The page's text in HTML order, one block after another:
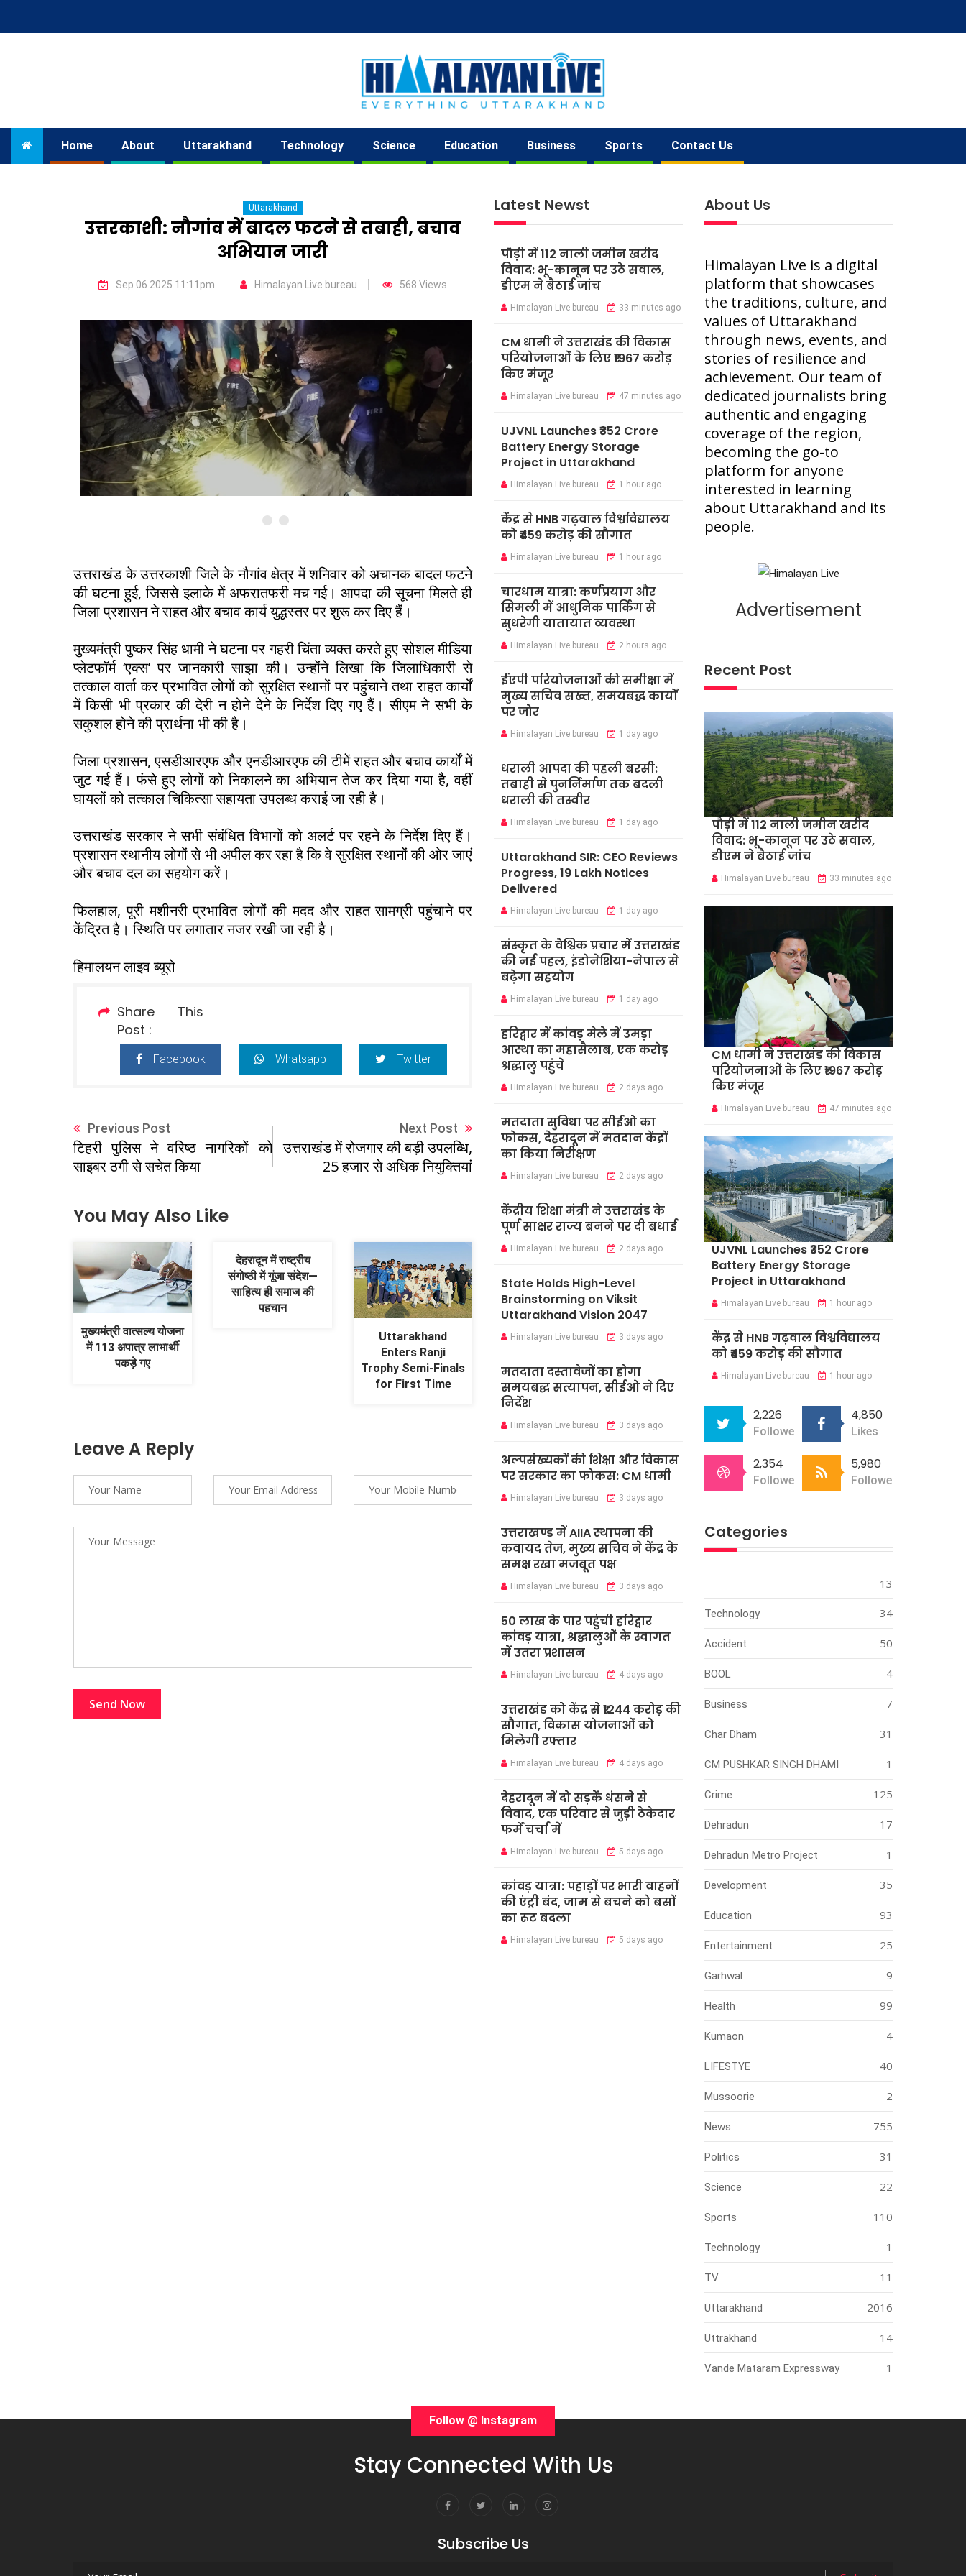
Home About Uttarakhand Technology Science Education Business Sports Contact Us
Uttarakhand
उत्तरकाशी: नौगांव में बादल फटने से तबाही, बचाव
अभियान जारी
Sep 06 2025 11:11pm Himalayan Live bureau 568 Views
Previous
Next
उत्तराखंड के उत्तरकाशी जिले के नौगांव क्षेत्र में शनिवार को अचानक बादल फटने
की घटना हुई, जिससे इलाके में अफरातफरी मच गई। आपदा की सूचना मिलते ही
जिला प्रशासन ने राहत और बचाव कार्य युद्धस्तर पर शुरू कर दिए हैं।
मुख्यमंत्री पुष्कर सिंह धामी ने घटना पर गहरी चिंता व्यक्त करते हुए सोशल मीडिया
प्लेटफॉर्म ‘एक्स’ पर जानकारी साझा की। उन्होंने लिखा कि जिलाधिकारी से
तत्काल वार्ता कर प्रभावित लोगों को सुरक्षित स्थानों पर पहुंचाने तथा राहत कार्यों
में किसी भी प्रकार की देरी न होने देने के निर्देश दिए गए हैं। सीएम ने सभी के
सकुशल होने की प्रार्थना भी की है।
जिला प्रशासन, एसडीआरएफ और एनडीआरएफ की टीमें राहत और बचाव कार्यों में
जुट गई हैं। फंसे हुए लोगों को निकालने का अभियान तेज कर दिया गया है, वहीं
घायलों को तत्काल चिकित्सा सहायता उपलब्ध कराई जा रही है।
उत्तराखंड सरकार ने सभी संबंधित विभागों को अलर्ट पर रहने के निर्देश दिए हैं।
प्रशासन स्थानीय लोगों से भी अपील कर रहा है कि वे सुरक्षित स्थानों की ओर जाएं
और बचाव दल का सहयोग करें।
फिलहाल, पूरी मशीनरी प्रभावित लोगों की मदद और राहत सामग्री पहुंचाने पर
केंद्रित है। स्थिति पर लगातार नजर रखी जा रही है।
हिमालयन लाइव ब्यूरो
Share This
Post :
Facebook Whatsapp Twitter
Previous Post
टिहरी पुलिस ने वरिष्ठ नागरिकों को
साइबर ठगी से सचेत किया
Next Post
उत्तराखंड में रोजगार की बड़ी उपलब्धि,
25 हजार से अधिक नियुक्तियां
You May Also Like
मुख्यमंत्री वात्सल्य योजना
में 113 अपात्र लाभार्थी
पकड़े गए
देहरादून में राष्ट्रीय
संगोष्ठी में गूंजा संदेश—
साहित्य ही समाज की
पहचान
Uttarakhand
Enters Ranji
Trophy Semi-Finals
for First Time
Leave A Reply
Latest Newst
पौड़ी में 112 नाली जमीन खरीद
विवाद: भू-कानून पर उठे सवाल,
डीएम ने बैठाई जांच
Himalayan Live bureau 33 minutes ago
CM धामी ने उत्तराखंड की विकास
परियोजनाओं के लिए ₹1967 करोड़
किए मंजूर
Himalayan Live bureau 47 minutes ago
UJVNL Launches ₹352 Crore
Battery Energy Storage
Project in Uttarakhand
Himalayan Live bureau 1 hour ago
केंद्र से HNB गढ़वाल विश्वविद्यालय
को ₹459 करोड़ की सौगात
Himalayan Live bureau 1 hour ago
चारधाम यात्रा: कर्णप्रयाग और
सिमली में आधुनिक पार्किंग से
सुधरेगी यातायात व्यवस्था
Himalayan Live bureau 2 hours ago
ईएपी परियोजनाओं की समीक्षा में
मुख्य सचिव सख्त, समयबद्ध कार्यों
पर जोर
Himalayan Live bureau 1 day ago
धराली आपदा की पहली बरसी:
तबाही से पुनर्निर्माण तक बदली
धराली की तस्वीर
Himalayan Live bureau 1 day ago
Uttarakhand SIR: CEO Reviews
Progress, 19 Lakh Notices
Delivered
Himalayan Live bureau 1 day ago
संस्कृत के वैश्विक प्रचार में उत्तराखंड
की नई पहल, इंडोनेशिया-नेपाल से
बढ़ेगा सहयोग
Himalayan Live bureau 1 day ago
हरिद्वार में कांवड़ मेले में उमड़ा
आस्था का महासैलाब, एक करोड़
श्रद्धालु पहुंचे
Himalayan Live bureau 2 days ago
मतदाता सुविधा पर सीईओ का
फोकस, देहरादून में मतदान केंद्रों
का किया निरीक्षण
Himalayan Live bureau 2 days ago
केंद्रीय शिक्षा मंत्री ने उत्तराखंड के
पूर्ण साक्षर राज्य बनने पर दी बधाई
Himalayan Live bureau 2 days ago
State Holds High-Level
Brainstorming on Viksit
Uttarakhand Vision 2047
Himalayan Live bureau 3 days ago
मतदाता दस्तावेजों का होगा
समयबद्ध सत्यापन, सीईओ ने दिए
निर्देश
Himalayan Live bureau 3 days ago
अल्पसंख्यकों की शिक्षा और विकास
पर सरकार का फोकस: CM धामी
Himalayan Live bureau 3 days ago
उत्तराखण्ड में AIIA स्थापना की
कवायद तेज, मुख्य सचिव ने केंद्र के
समक्ष रखा मजबूत पक्ष
Himalayan Live bureau 3 days ago
50 लाख के पार पहुंची हरिद्वार
कांवड़ यात्रा, श्रद्धालुओं के स्वागत
में उतरा प्रशासन
Himalayan Live bureau 4 days ago
उत्तराखंड को केंद्र से ₹1244 करोड़ की
सौगात, विकास योजनाओं को
मिलेगी रफ्तार
Himalayan Live bureau 4 days ago
देहरादून में दो सड़कें धंसने से
विवाद, एक परिवार से जुड़ी ठेकेदार
फर्में चर्चा में
Himalayan Live bureau 5 days ago
कांवड़ यात्रा: पहाड़ों पर भारी वाहनों
की एंट्री बंद, जाम से बचने को बसों
का रूट बदला
Himalayan Live bureau 5 days ago
About Us
Himalayan Live is a digital
platform that showcases
the traditions, culture, and
values of Uttarakhand
through news, events, and
stories of resilience and
achievement. Our team of
dedicated journalists bring
authentic and engaging
coverage of the region,
becoming the go-to
platform for anyone
interested in learning
about Uttarakhand and its
people.
Advertisement
Recent Post
पौड़ी में 112 नाली जमीन खरीद
विवाद: भू-कानून पर उठे सवाल,
डीएम ने बैठाई जांच
Himalayan Live bureau 33 minutes ago
CM धामी ने उत्तराखंड की विकास
परियोजनाओं के लिए ₹1967 करोड़
किए मंजूर
Himalayan Live bureau 47 minutes ago
UJVNL Launches ₹352 Crore
Battery Energy Storage
Project in Uttarakhand
Himalayan Live bureau 1 hour ago
केंद्र से HNB गढ़वाल विश्वविद्यालय
को ₹459 करोड़ की सौगात
Himalayan Live bureau 1 hour ago
2,226
Followers
4,850
Likes
2,354
Followers
5,980
Followers
Categories
13
Technology 34
Accident 50
BOOL 4
Business 7
Char Dham 31
CM PUSHKAR SINGH DHAMI 1
Crime 125
Dehradun 17
Dehradun Metro Project 1
Development 35
Education 93
Entertainment 25
Garhwal 9
Health 99
Kumaon 4
LIFESTYE 40
Mussoorie 2
News 755
Politics 31
Science 22
Sports 110
Technology 1
TV 11
Uttarakhand 2016
Uttrakhand 14
Vande Mataram Expressway 1
Follow @ Instagram
Stay Connected With Us
Subscribe Us